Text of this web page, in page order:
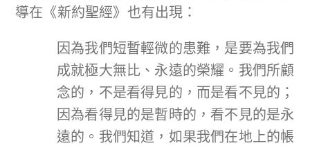
導在《新約聖經》也有出現：
因為我們短暫輕微的患難，是要為我們
成就極大無比、永遠的榮耀。我們所顧
念的，不是看得見的，而是看不見的；
因為看得見的是暫時的，看不見的是永
遠的。我們知道，如果我們在地上的帳